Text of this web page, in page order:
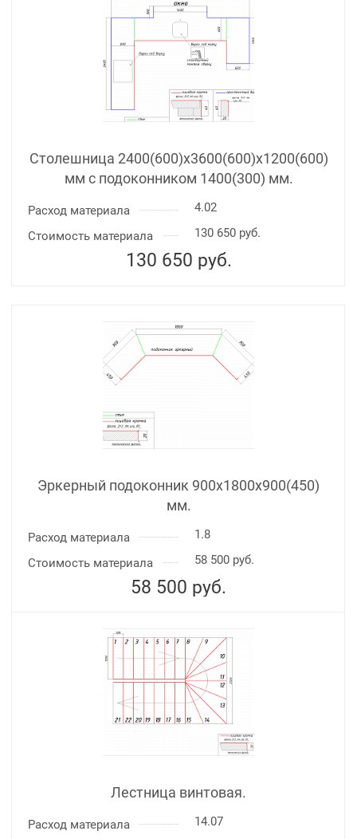
Столешница 2400(600)х3600(600)x1200(600)
мм с подоконником 1400(300) мм.
Расход материала
4.02
Стоимость материала
130 650 руб.
130 650 руб.
Эркерный подоконник 900х1800х900(450)
мм.
Расход материала
1.8
Стоимость материала
58 500 руб.
58 500 руб.
Лестница винтовая.
Расход материала
14.07